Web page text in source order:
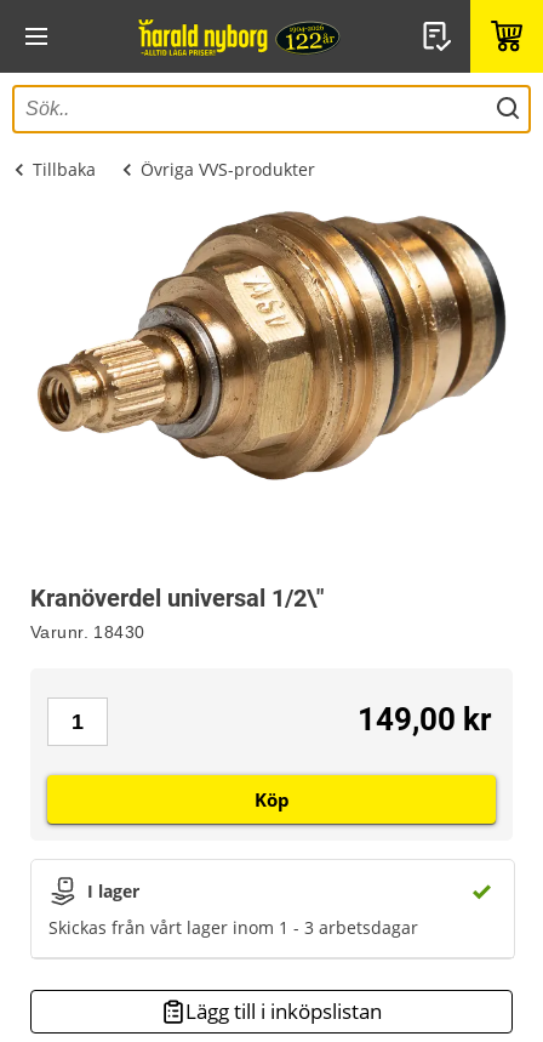
Tillbaka Övriga VVS-produkter
Kranöverdel universal 1/2\"
Varunr. 18430
I lager
Skickas från vårt lager inom 1 - 3 arbetsdagar
149,00 kr
Köp
Lägg till i inköpslistan